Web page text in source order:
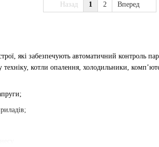
які забезпечують автоматичний контроль
котли опалення, холодильники,
Назад 1 2 Вперед